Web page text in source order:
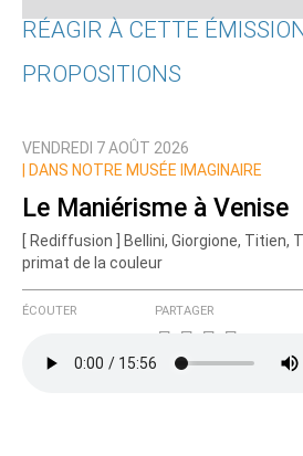
RÉAGIR À CETTE
Nom
Courriel (non publié)
Ajoutez votre
PROPOSITIONS
VENDREDI 7 AOÛT 2026
DANS NOTRE MUSÉE IMAGINAIRE
Le Maniérisme à Venise
[ Rediffusion ] Bellini, Giorgione, Titien,
primat de la couleur
ÉCOUTER PARTAGER